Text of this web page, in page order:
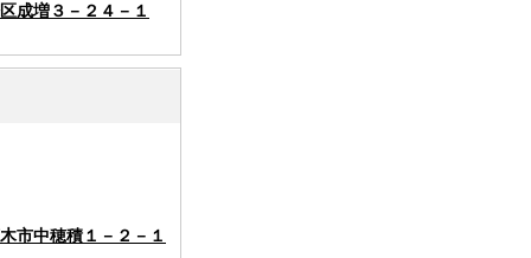
成増３－２４－１
市中穂積１－２－１